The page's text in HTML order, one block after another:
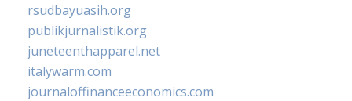
rsudbayuasih.org
publikjurnalistik.org
juneteenthapparel.net
italywarm.com
journaloffinanceeconomics.com